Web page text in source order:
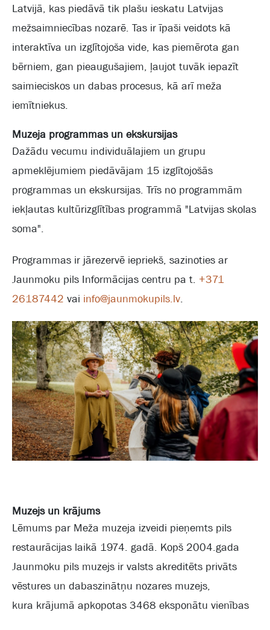
Latvijā, kas piedāvā tik plašu ieskatu Latvijas
mežsaimniecības nozarē. Tas ir īpaši veidots kā
interaktīva un izglītojoša vide, kas piemērota gan
bērniem, gan pieaugušajiem, ļaujot tuvāk iepazīt
saimieciskos un dabas procesus, kā arī meža
iemītniekus.
Muzeja programmas un ekskursijas
Dažādu vecumu individuālajiem un grupu
apmeklējumiem piedāvājam 15 izglītojošās
programmas un ekskursijas. Trīs no programmām
iekļautas kultūrizglītības programmā "Latvijas skolas
soma".
Programmas ir jārezervē iepriekš, sazinoties ar
Jaunmoku pils Informācijas centru pa t. +371
26187442 vai info@jaunmokupils.lv.
Muzejs un krājums
Lēmums par Meža muzeja izveidi pieņemts pils
restaurācijas laikā 1974. gadā. Kopš 2004.gada
Jaunmoku pils muzejs ir valsts akreditēts privāts
vēstures un dabaszinātņu nozares muzejs,
kura krājumā apkopotas 3468 eksponātu vienības